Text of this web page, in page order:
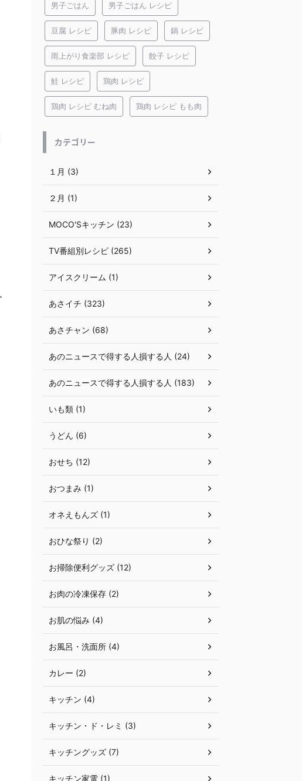
男子ごはん 男子ごはん レシピ
豆腐 レシピ 豚肉 レシピ 鍋 レシピ
雨上がり食楽部 レシピ 餃子 レシピ
鮭 レシピ 鶏肉 レシピ
鶏肉 レシピ むね肉 鶏肉 レシピ もも肉
カテゴリー
１月 (3)
２月 (1)
MOCO'Sキッチン (23)
TV番組別レシピ (265)
アイスクリーム (1)
あさイチ (323)
あさチャン (68)
あのニュースで得する人損する人 (24)
あのニュースで得する人損する人 (183)
いも類 (1)
うどん (6)
おせち (12)
おつまみ (1)
オネえもんズ (1)
おひな祭り (2)
お掃除便利グッズ (12)
お肉の冷凍保存 (2)
お肌の悩み (4)
お風呂・洗面所 (4)
カレー (2)
キッチン (4)
キッチン・ド・レミ (3)
キッチングッズ (7)
キッチン家電 (1)